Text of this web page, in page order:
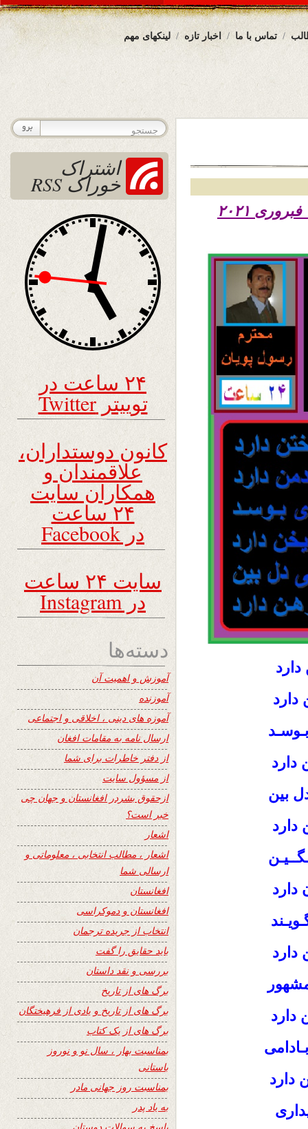
لینکهای مهم اخبار تازه تماس با ما
تاریخ نشر سه شنبه ۱۴ دلو ۱۳۹۹ – دوم فبروری ۲۰۲۱
دارد
بین
دارد
دارد
دارد
اشتراک
خوراک RSS
۲۴ ساعت در
توییتر Twitter
کانون دوستداران،
علاقمندان و
همکاران سایت
۲۴ ساعت
در Facebook
سایت ۲۴ ساعت
در Instagram
دسته‌ها
آموزش و اهمیت آن
آموزنده
آموزه های دینی ، اخلاقی و اجتماعی
ارسال نامه به مقامات افغان
از دفتر خاطرات برای شما
از مسؤول سایت
ازحقوق بشردر افغانستان و جهان چی
خبر است؟
اشعار
اشعار ، مطالب انتخابی ، معلوماتی و
ارسالی شما
افغانستان
افغانستان و دموکراسی
انتخاب از جریده ترجمان
باید حقایق را گفت
بررسی و نقد داستان
برگ های از تاریخ
برگ های از تاریخ و یادی از فرهیختگان
برگ های از یک کتاب
بمناسبت بهار ، سال نو و نوروز
باستانی
بمناسبت روز جهانی مادر
به یاد پدر